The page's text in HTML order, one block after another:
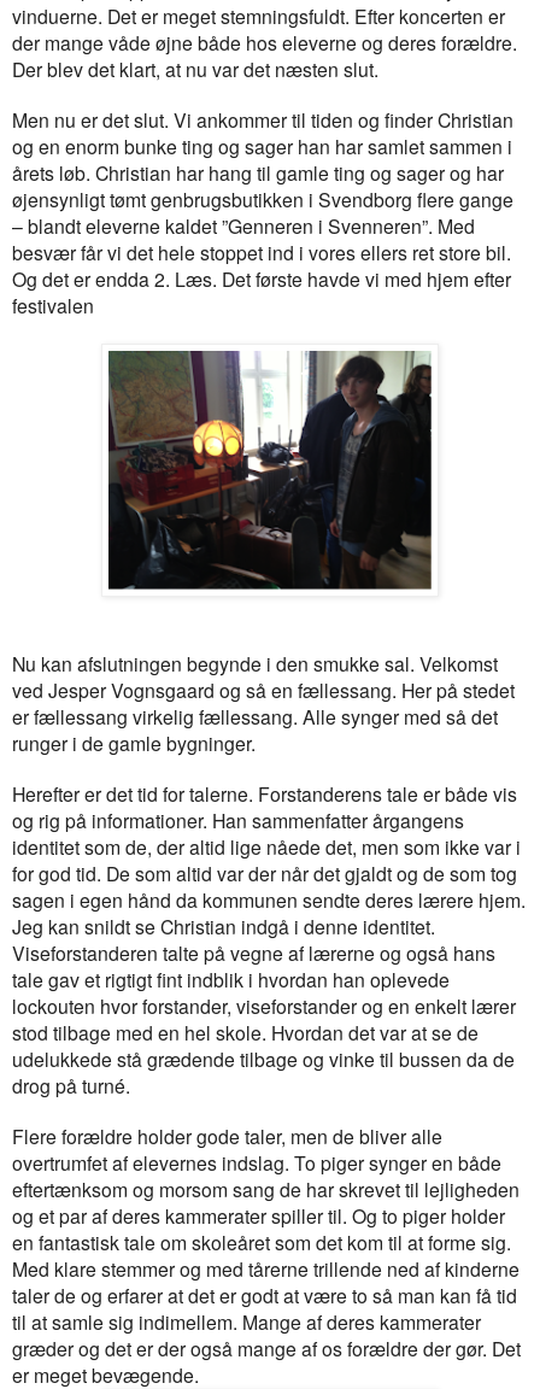
vinduerne. Det er meget stemningsfuldt. Efter koncerten er
der mange våde øjne både hos eleverne og deres forældre.
Der blev det klart, at nu var det næsten slut.
Men nu er det slut. Vi ankommer til tiden og finder Christian
og en enorm bunke ting og sager han har samlet sammen i
årets løb. Christian har hang til gamle ting og sager og har
øjensynligt tømt genbrugsbutikken i Svendborg flere gange
– blandt eleverne kaldet ”Genneren i Svenneren”. Med
besvær får vi det hele stoppet ind i vores ellers ret store bil.
Og det er endda 2. Læs. Det første havde vi med hjem efter
festivalen
Nu kan afslutningen begynde i den smukke sal. Velkomst
ved Jesper Vognsgaard og så en fællessang. Her på stedet
er fællessang virkelig fællessang. Alle synger med så det
runger i de gamle bygninger.
Herefter er det tid for talerne. Forstanderens tale er både vis
og rig på informationer. Han sammenfatter årgangens
identitet som de, der altid lige nåede det, men som ikke var i
for god tid. De som altid var der når det gjaldt og de som tog
sagen i egen hånd da kommunen sendte deres lærere hjem.
Jeg kan snildt se Christian indgå i denne identitet.
Viseforstanderen talte på vegne af lærerne og også hans
tale gav et rigtigt fint indblik i hvordan han oplevede
lockouten hvor forstander, viseforstander og en enkelt lærer
stod tilbage med en hel skole. Hvordan det var at se de
udelukkede stå grædende tilbage og vinke til bussen da de
drog på turné.
Flere forældre holder gode taler, men de bliver alle
overtrumfet af elevernes indslag. To piger synger en både
eftertænksom og morsom sang de har skrevet til lejligheden
og et par af deres kammerater spiller til. Og to piger holder
en fantastisk tale om skoleåret som det kom til at forme sig.
Med klare stemmer og med tårerne trillende ned af kinderne
taler de og erfarer at det er godt at være to så man kan få tid
til at samle sig indimellem. Mange af deres kammerater
græder og det er der også mange af os forældre der gør. Det
er meget bevægende.